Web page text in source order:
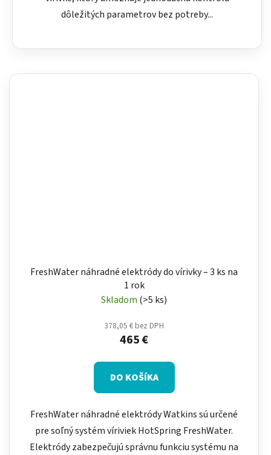
dôležitých parametrov bez potreby...
FreshWater náhradné elektródy do vírivky – 3 ks na
1 rok
Skladom (>5 ks)
378,05 € bez DPH
465 €
DO KOŠÍKA
FreshWater náhradné elektródy Watkins sú určené
pre soľný systém víriviek HotSpring FreshWater.
Elektródy zabezpečujú správnu funkciu systému na